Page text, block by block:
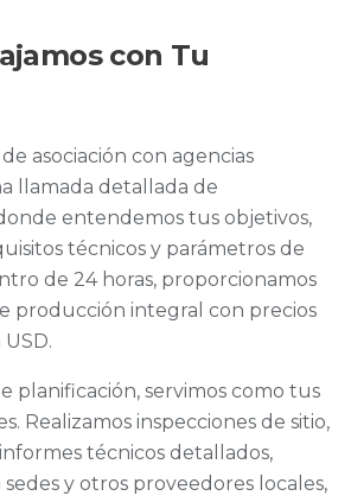
con Tu
asociación con agencias
llamada detallada de
entendemos tus objetivos,
técnicos y parámetros de
de 24 horas, proporcionamos
producción integral con precios
planificación, servimos como tus
Realizamos inspecciones de sitio,
técnicos detallados,
y otros proveedores locales,